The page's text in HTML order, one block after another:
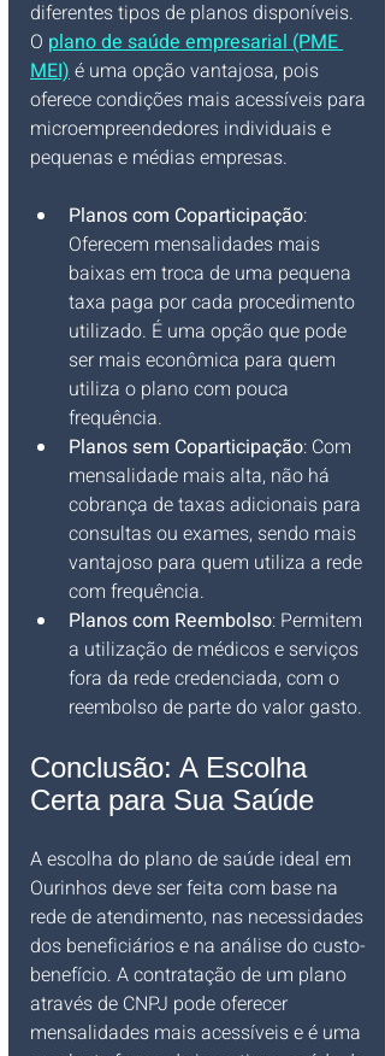
diferentes tipos de planos disponíveis.
O plano de saúde empresarial (PME
MEI) é uma opção vantajosa, pois
oferece condições mais acessíveis para
microempreendedores individuais e
pequenas e médias empresas.
Planos com Coparticipação:
Oferecem mensalidades mais
baixas em troca de uma pequena
taxa paga por cada procedimento
utilizado. É uma opção que pode
ser mais econômica para quem
utiliza o plano com pouca
frequência.
Planos sem Coparticipação: Com
mensalidade mais alta, não há
cobrança de taxas adicionais para
consultas ou exames, sendo mais
vantajoso para quem utiliza a rede
com frequência.
Planos com Reembolso: Permitem
a utilização de médicos e serviços
fora da rede credenciada, com o
reembolso de parte do valor gasto.
Conclusão: A Escolha
Certa para Sua Saúde
A escolha do plano de saúde ideal em
Ourinhos deve ser feita com base na
rede de atendimento, nas necessidades
dos beneficiários e na análise do custo-
benefício. A contratação de um plano
através de CNPJ pode oferecer
mensalidades mais acessíveis e é uma